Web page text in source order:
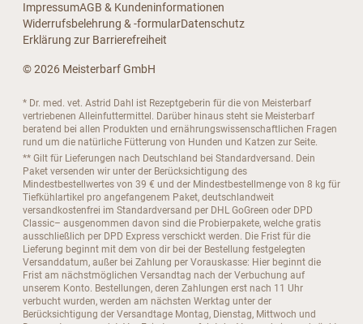
ImpressumAGB & Kundeninformationen
Widerrufsbelehrung & -formularDatenschutz
Erklärung zur Barrierefreiheit
© 2026 Meisterbarf GmbH
* Dr. med. vet. Astrid Dahl ist Rezeptgeberin für die von Meisterbarf
vertriebenen Alleinfuttermittel. Darüber hinaus steht sie Meisterbarf
beratend bei allen Produkten und ernährungswissenschaftlichen Fragen
rund um die natürliche Fütterung von Hunden und Katzen zur Seite.
** Gilt für Lieferungen nach Deutschland bei Standardversand. Dein
Paket versenden wir unter der Berücksichtigung des
Mindestbestellwertes von 39 € und der Mindestbestellmenge von 8 kg für
Tiefkühlartikel pro angefangenem Paket, deutschlandweit
versandkostenfrei im Standardversand per DHL GoGreen oder DPD
Classic– ausgenommen davon sind die Probierpakete, welche gratis
ausschließlich per DPD Express verschickt werden. Die Frist für die
Lieferung beginnt mit dem von dir bei der Bestellung festgelegten
Versanddatum, außer bei Zahlung per Vorauskasse: Hier beginnt die
Frist am nächstmöglichen Versandtag nach der Verbuchung auf
unserem Konto. Bestellungen, deren Zahlungen erst nach 11 Uhr
verbucht wurden, werden am nächsten Werktag unter der
Berücksichtigung der Versandtage Montag, Dienstag, Mittwoch und